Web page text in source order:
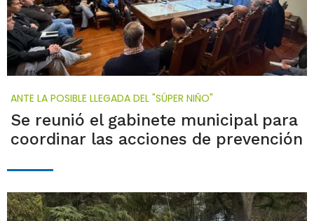
ANTE LA POSIBLE LLEGADA DEL "SÚPER NIÑO"
Se reunió el gabinete municipal para
coordinar las acciones de prevención